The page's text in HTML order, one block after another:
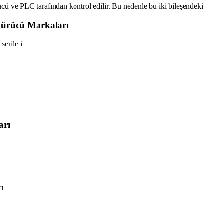
ve PLC tarafından kontrol edilir. Bu nedenle bu iki bileşendeki
Markaları
serileri